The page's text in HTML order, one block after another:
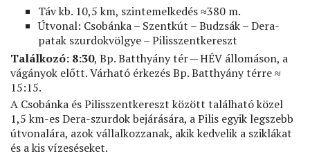
Táv kb. 10,5 km, szintemelkedés ≈380 m.
Útvonal: Csobánka – Szentkút – Budzsák – Dera-
patak szurdokvölgye – Pilisszentkereszt
Találkozó: 8:30, Bp. Batthyány tér — HÉV állomáson, a
vágányok előtt. Várható érkezés Bp. Batthyány térre ≈
15:15.
A Csobánka és Pilisszentkereszt között található közel
1,5 km-es Dera-szurdok bejárására, a Pilis egyik legszebb
útvonalára, azok vállalkozzanak, akik kedvelik a sziklákat
és a kis vízeséseket.